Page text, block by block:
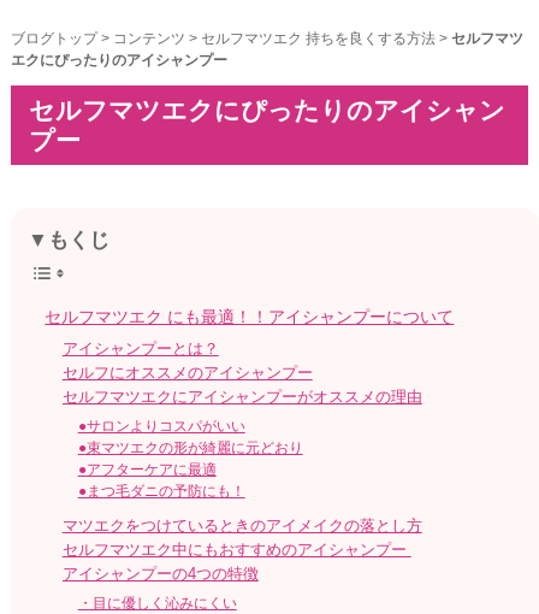
ブログトップ> コンテンツ > セルフマツエク 持ちを良くする方法> セルフマツ
エクにぴったりのアイシャンプー
セルフマツエクにぴったりのアイシャン
プー
▼もくじ
セルフマツエク にも最適！！アイシャンプーについて
アイシャンプーとは？
セルフにオススメのアイシャンプー
セルフマツエクにアイシャンプーがオススメの理由
●サロンよりコスパがいい
●束マツエクの形が綺麗に元どおり
●アフターケアに最適
●まつ毛ダニの予防にも！
マツエクをつけているときのアイメイクの落とし方
セルフマツエク中にもおすすめのアイシャンプー
アイシャンプーの4つの特徴
・目に優しく沁みにくい